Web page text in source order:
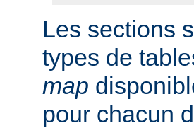
Les sections
types de
map
pour chacun